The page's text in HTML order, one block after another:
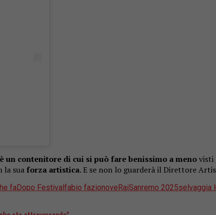
un contenitore di cui si può fare benissimo a menovisti
la sua forza artistica. E se non lo guarderà il Direttore
faDopo Festivalfabio fazionoveRaiSanremo 2025selvaggia